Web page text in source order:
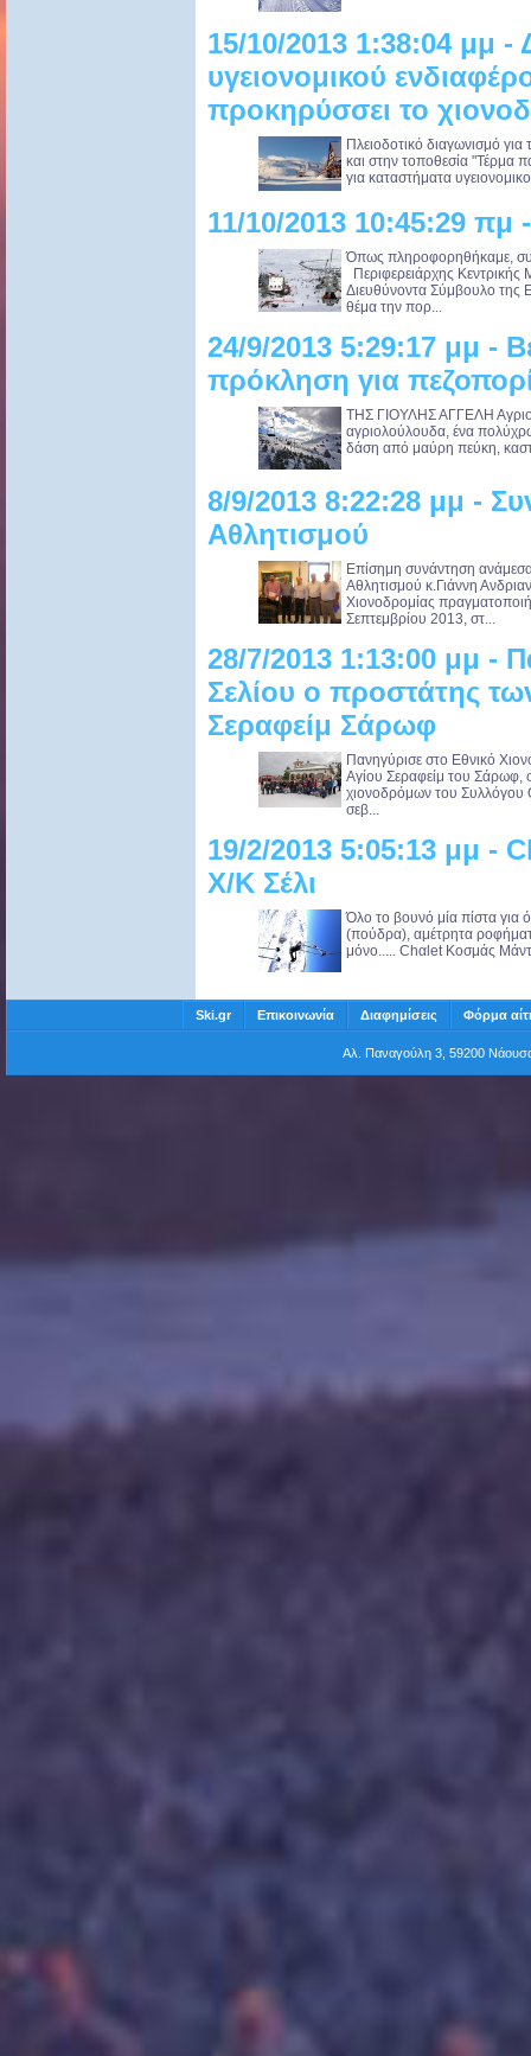
15/10/2013 1:38:04 μμ -
υγειονομικού
προκηρύσσει το
Πλειοδοτικό διαγωνισμό
και στην τοποθεσία "Τέρμα
για καταστήματα
11/10/2013 10:45:29 πμ
Όπως πληροφορηθήκαμε,
Περιφερειάρχης Κεντρικής
Διευθύνοντα Σύμβουλο της
θέμα την πορ...
24/9/2013 5:29:17 μμ -
πρόκληση για
ΤΗΣ ΓΙΟΥΛΗΣ ΑΓΓΕΛΗ
αγριολούλουδα, ένα
δάση από μαύρη πεύκη,
8/9/2013 8:22:28 μμ -
Αθλητισμού
Επίσημη συνάντηση
Αθλητισμού κ.Γιάννη
Χιονοδρομίας
Σεπτεμβρίου 2013, στ...
28/7/2013 1:13:00 μμ -
Σελίου ο προστάτης
Σεραφείμ Σάρωφ
Πανηγύρισε στο Εθνικό
Αγίου Σεραφείμ του Σάρωφ,
χιονοδρόμων του Συλλόγου
σεβ...
19/2/2013 5:05:13 μμ -
X/K Σέλι
Όλο το βουνό μία πίστα για
(πούδρα), αμέτρητα
μόνο..... Chαlet Κοσμάς
Ski.gr Επικοινωνία Διαφημίσεις Φόρμα
Αλ. Παναγούλη 3, 59200